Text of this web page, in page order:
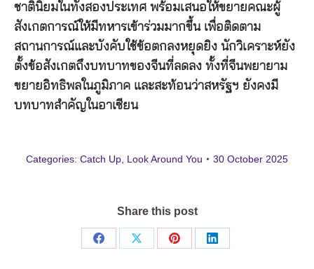
ชาตินิยมในทั้งสองประเทศ พร้อมเสนอให้ขยายคณะผู้
สังเกตการณ์ให้มีทหารเข้าร่วมมากขึ้น เพื่อติดตาม
สถานการณ์และบังคับใช้ข้อตกลงหยุดยิง นักวิเคราะห์ยัง
ตั้งข้อสังเกตถึงบทบาทของจีนที่ลดลง ทั้งที่จีนพยายาม
ขยายอิทธิพลในภูมิภาค และสะท้อนว่าสหรัฐฯ ยังคงมี
บทบาทสำคัญในอาเซียน
Categories: Catch Up Look Around You 30 October 2025
Share this post
Share
Share
Share
Share